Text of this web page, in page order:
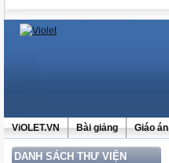
ViOLET.VN Bài giảng Giáo án
DANH SÁCH THƯ VIỆN